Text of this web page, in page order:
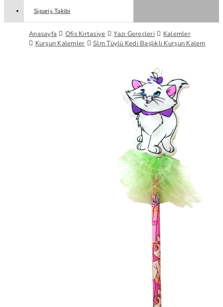
Sipariş Takibi
Anasayfa Ofis Kırtasiye Yazı Gereçleri
Kalemler
Kurşun Kalemler
Slm Tüylü Kedi Başlıklı Kurşun Kalem